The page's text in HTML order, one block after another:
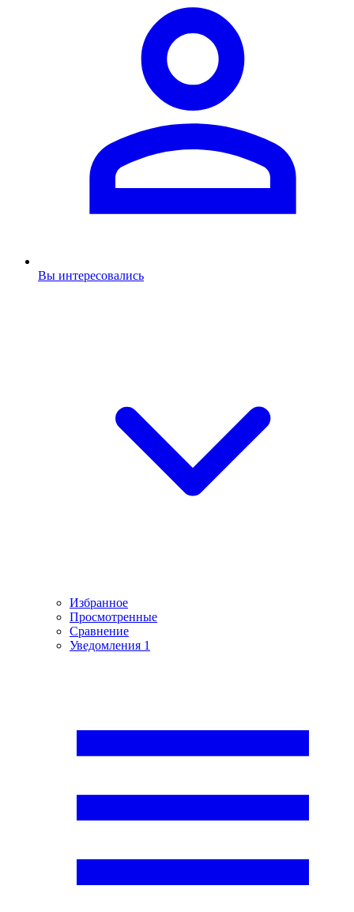
Вы интересовались
Избранное
Просмотренные
Сравнение
Уведомления 1